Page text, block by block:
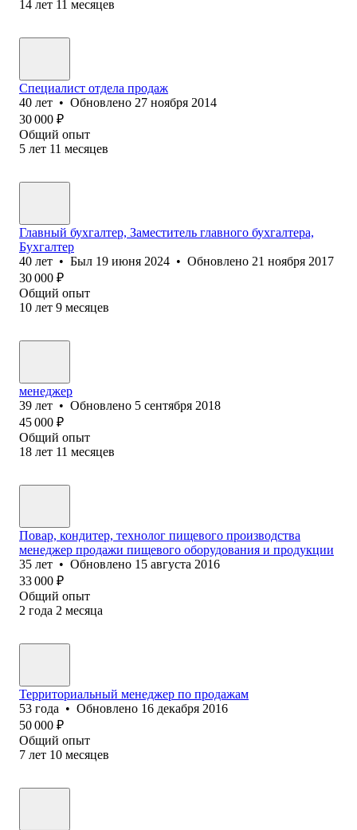
14 лет 11 месяцев
Специалист отдела продаж
40 лет • Обновлено 27 ноября 2014
30 000 ₽
Общий опыт
5 лет 11 месяцев
Главный бухгалтер, Заместитель главного бухгалтера,
Бухгалтер
40 лет • Был 19 июня 2024 • Обновлено 21 ноября 2017
30 000 ₽
Общий опыт
10 лет 9 месяцев
менеджер
39 лет • Обновлено 5 сентября 2018
45 000 ₽
Общий опыт
18 лет 11 месяцев
Повар, кондитер, технолог пищевого производства
менеджер продажи пищевого оборудования и продукции
35 лет • Обновлено 15 августа 2016
33 000 ₽
Общий опыт
2 года 2 месяца
Территориальный менеджер по продажам
53 года • Обновлено 16 декабря 2016
50 000 ₽
Общий опыт
7 лет 10 месяцев